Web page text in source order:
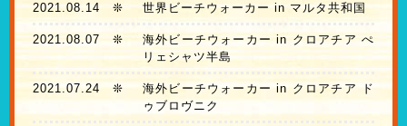
2021.08.14❊ 世界ビーチウォーカー in マルタ共和国
2021.08.07❊
海外ビーチウォーカー in クロアチア ぺ
リェシャツ半島
2021.07.24 ❊
海外ビーチウォーカー in クロアチア ド
ゥブロヴニク